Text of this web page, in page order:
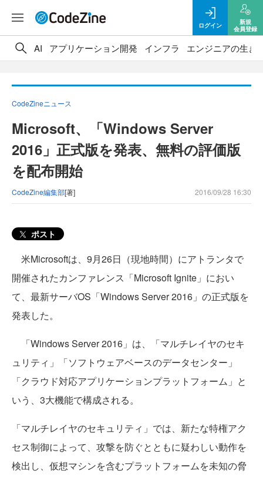
ログイン
新規
会員登録
AI アプリケーション開発 インフラ エンジニアの生き
CodeZineニュース
Microsoft、「Windows Server
2016」正式版を発表、無料の評価版
を配布開始
CodeZine編集部[著] 2016/09/28 16:30
ポスト
米Microsoftは、9月26日（現地時間）にアトランタで
開催されたカンファレンス「Microsoft Ignite」におい
て、最新サーバOS「Windows Server 2016」の正式版を
発表した。
「Windows Server 2016」は、「マルチレイヤのセキ
ュリティ」「ソフトウェアベースのデータセンター」
「クラウド対応アプリケーションプラットフォーム」と
いう、3大機能で構成される。
「マルチレイヤのセキュリティ」では、新たな特権アク
セス制御によって、攻撃を防ぐとともに疑わしい動作を
検出し、仮想マシンを含むプラットフォームを未知の脅